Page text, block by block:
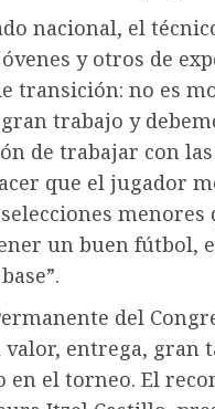
nacional, el
y otros de
transición: no es
trabajo y
de trabajar con las
que el jugador
menores
un buen fútbol,
del
entrega, gran
en el torneo. El